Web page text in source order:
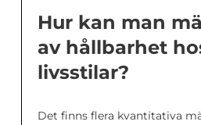
Hur kan man
av hållbarhet
livsstilar?
Det finns flera kvantitativa